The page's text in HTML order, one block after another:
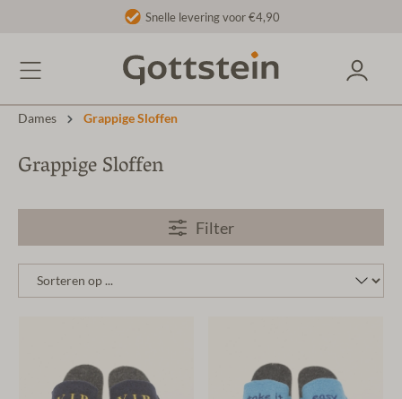
Snelle levering voor €4,90
Dames Grappige Sloffen
Grappige Sloffen
Filter